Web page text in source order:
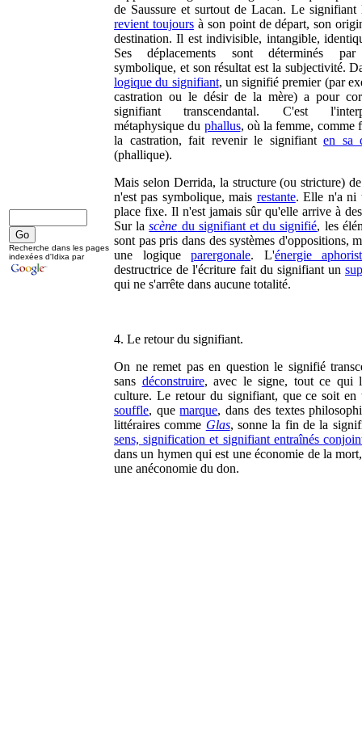
de Saussure et surtout de Lacan. Le signifiant
revient toujoursà son point de départ, son
destination. Il est indivisible, intangible,
Ses déplacements sont déterminés
symbolique, et son résultat est la subjectivité.
logique du signifiant, un signifié premier (par
castration ou le désir de la mère) a pour
signifiant transcendantal. C'est
métaphysique du phallus, où la femme, comme
la castration, fait revenir le signifiant en sa
(phallique).
Mais selon Derrida, la structure (ou stricture)
n'est pas symbolique, mais restante. Elle n'a ni
place fixe. Il n'est jamais sûr qu'elle arrive à
Sur lascène du signifiant et du signifié, les
sont pas pris dans des systèmes d'oppositions,
une logiqueparergonale. L'énergie
destructrice de l'écriture fait du signifiant un
qui ne s'arrête dans aucune totalité.
4. Le retour du signifiant.
On ne remet pas en question le signifié
sans déconstruire, avec le signe, tout ce qui
culture. Le retour du signifiant, que ce soit en
souffle, quemarque, dans des textes
littéraires comme Glas, sonne la fin de la
sens, signification et signifiant entraînés
dans un hymen qui est une économie de la
une anéconomie du don.
Recherche dans les pages
indexées d'Idixa par